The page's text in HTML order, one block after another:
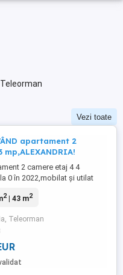
Vezi toate
apartament 2
mp,ALEXANDRIA!
2 camere etaj 4 4
0 în 2022,mobilat și utilat
frigider, aragaz,mașină de
exterior, apartamentul
de gaze și centrală
...
2| 43 m2
Teleorman